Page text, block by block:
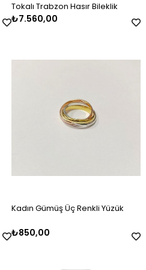
Erkek Gümüş Kazaziye Tesbih
Kadın Gümüş Mineli Kolye
Kadın Gümüş Gold Taşlı Markiz
Tokalı Trabzon Hasır Bileklik
₺7.560,00
Kadın Gümüş Üç Renkli Yüzük
₺850,00